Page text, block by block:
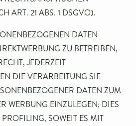
ART. 21 ABS. 1 DSGVO).
DATEN
ZU BETREIBEN,
JEDERZEIT
DIE VERARBEITUNG SIE
DATEN ZUM
WERBUNG EINZULEGEN; DIES
SOWEIT ES MIT